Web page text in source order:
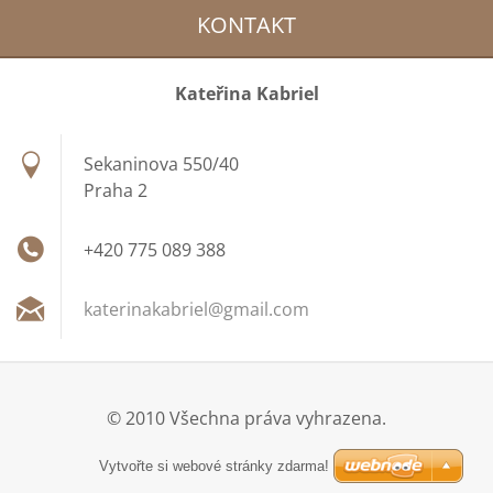
KONTAKT
Kateřina Kabriel
Sekaninova 550/40
Praha 2
+420 775 089 388
katerinakabriel@gmail.com
© 2010 Všechna práva vyhrazena.
Vytvořte si webové stránky zdarma!